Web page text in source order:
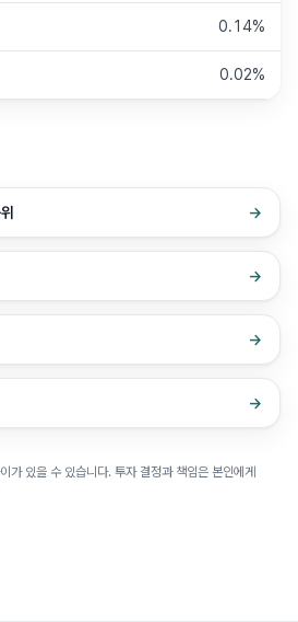
0.14%
0.02%
→
→
→
→
가 있을 수 있습니다. 투자 결정과 책임은 본인에게